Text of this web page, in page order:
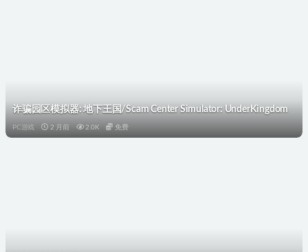
诈骗园区模拟器: 地下王国/Scam Center Simulator: UnderKingdom
PC游戏 2 月前 2.0K 免费